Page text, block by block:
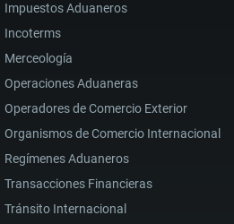
Impuestos Aduaneros
Incoterms
Merceología
Operaciones Aduaneras
Operadores de Comercio Exterior
Organismos de Comercio Internacional
Regímenes Aduaneros
Transacciones Financieras
Tránsito Internacional